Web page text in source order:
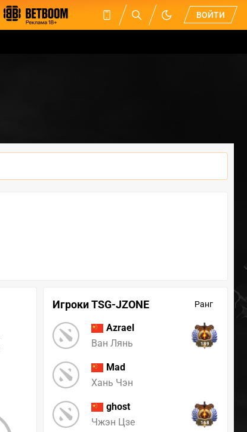
ВОЙТИ
Игроки TSG-JZONE Ранг
Azrael
Ван Лянь
189
Mad
Хань Чэн
ghost
Чжэн Цзе
168